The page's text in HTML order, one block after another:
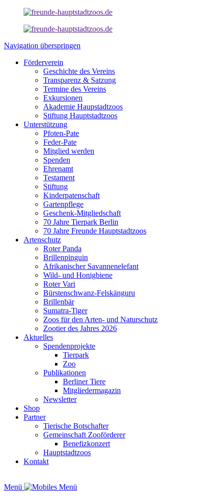
Navigation überspringen
Förderverein
Geschichte des Vereins
Transparenz & Satzung
Termine des Vereins
Exkursionen
Akademie Haupstadtzoos
Stiftung Hauptstadtzoos
Unterstützung
Pfoten-Pate
Feder-Pate
Mitglied werden
Spenden
Ehrenamt
Testament
Stiftung
Kinderpatenschaft
Gartenpflege
Geschenk-Mitgliedschaft
70 Jahre Tierpark Berlin
70 Jahre Freunde Hauptstadtzoos
Artenschutz
Roter Panda
Brillenpinguin
Afrikanischer Savannenelefant
Wild- und Honigbiene
Roter Vari
Bürstenschwanz-Felskänguru
Brillenbär
Sumatra-Tiger
Zoos für den Arten- und Naturschutz
Zootier des Jahres 2026
Aktuelles
Spendenprojekte
Tierpark
Zoo
Publikationen
Berliner Tiere
Mitgliedermagazin
Newsletter
Shop
Partner
Tierische Botschafter
Gemeinschaft Zooförderer
Benefizkonzert
Hauptstadtzoos
Kontakt
Menü